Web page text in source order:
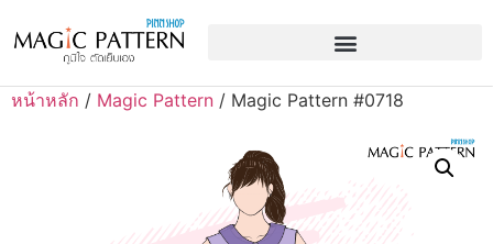
หน้าหลัก / Magic Pattern / Magic Pattern #0718